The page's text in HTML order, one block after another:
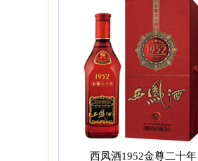
西凤酒1952金尊二十年